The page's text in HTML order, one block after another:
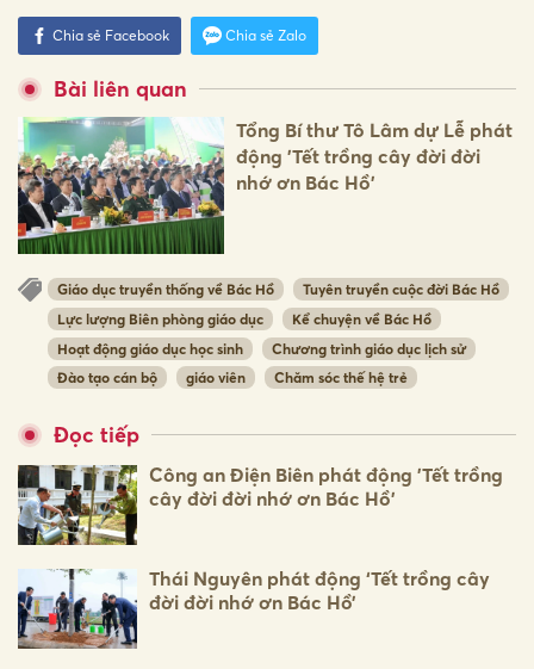
Chia sẻ Facebook Chia sẻ Zalo
Bài liên quan
Tổng Bí thư Tô Lâm dự Lễ phát
động 'Tết trồng cây đời đời
nhớ ơn Bác Hồ'
Giáo dục truyền thống về Bác Hồ
Tuyên truyền cuộc đời Bác Hồ
Lực lượng Biên phòng giáo dục
Kể chuyện về Bác Hồ
Hoạt động giáo dục học sinh
Chương trình giáo dục lịch sử
Đào tạo cán bộ
giáo viên Chăm sóc thế hệ trẻ
Đọc tiếp
Công an Điện Biên phát động 'Tết trồng
cây đời đời nhớ ơn Bác Hồ'
Thái Nguyên phát động ‘Tết trồng cây
đời đời nhớ ơn Bác Hồ’